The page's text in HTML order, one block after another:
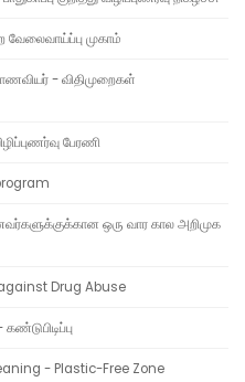
வேலைவாய்ப்பு முகாம்
- விதிமுறைகள்
பேரணி
ஒரு வார கால அறிமுக
Drug Abuse
- Plastic-Free Zone